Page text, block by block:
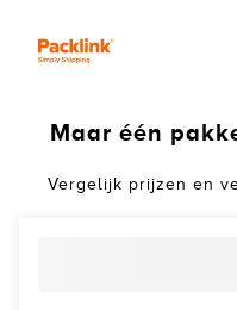
Maar één
Vergelijk prijzen en